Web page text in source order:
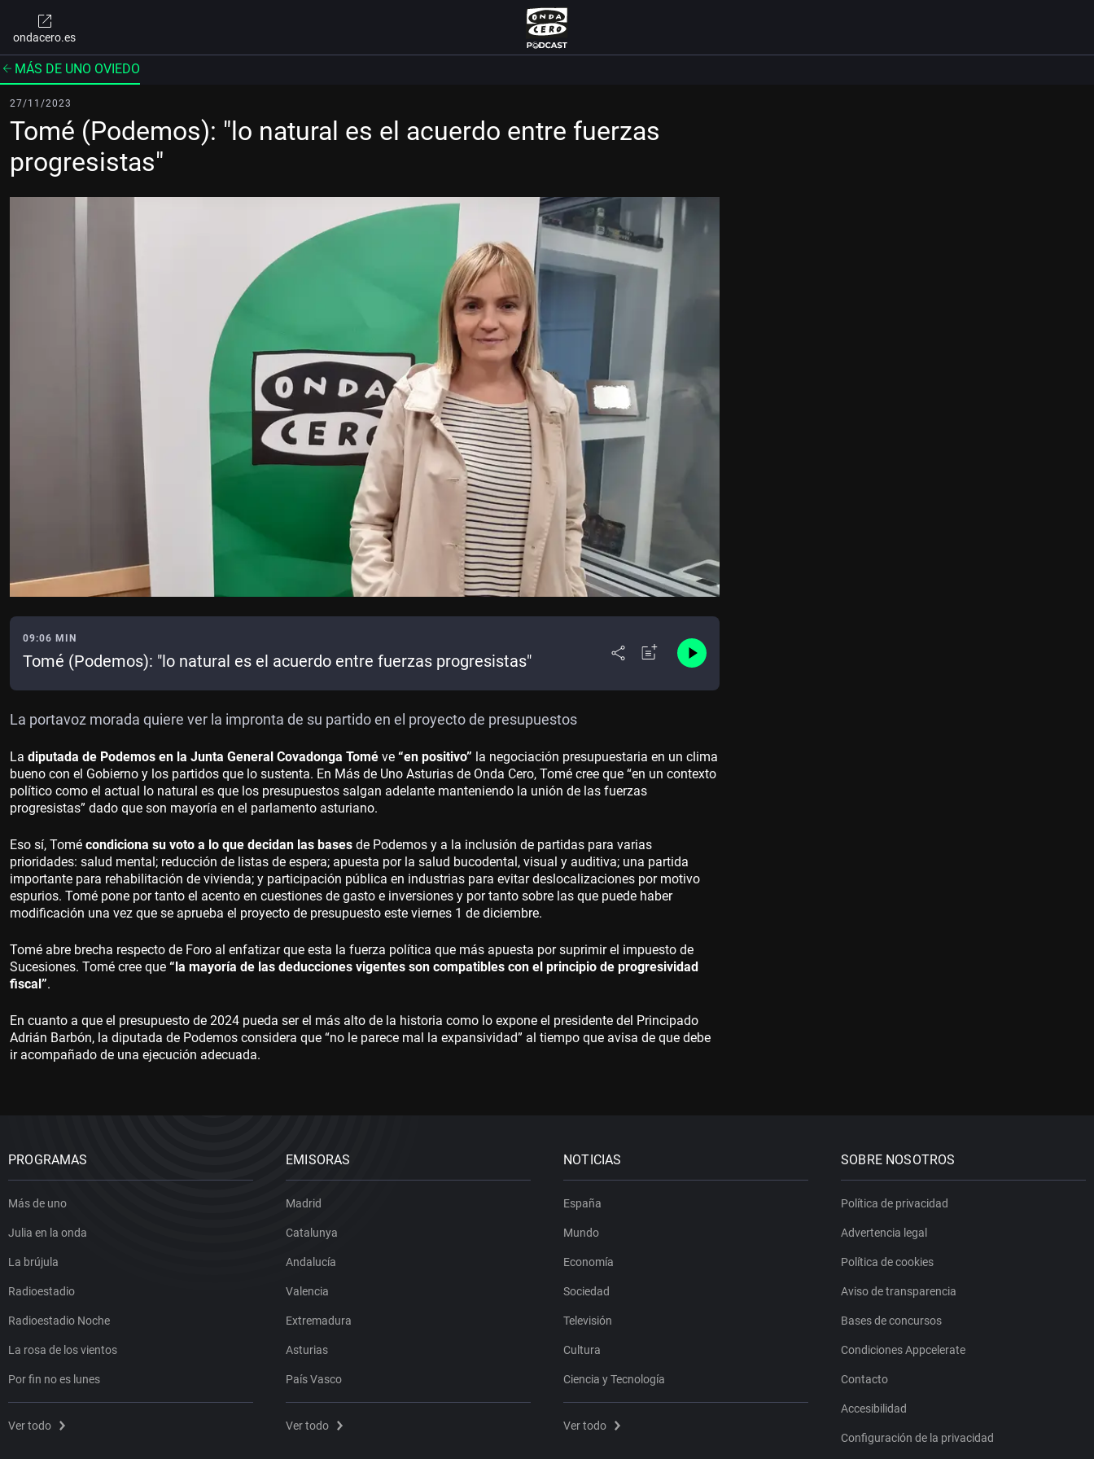
ondacero.es
MÁS DE UNO OVIEDO
27/11/2023
Tomé (Podemos): "lo natural es el acuerdo entre fuerzas
progresistas"
09:06 MIN
Tomé (Podemos): "lo natural es el acuerdo entre fuerzas progresistas"
La portavoz morada quiere ver la impronta de su partido en el proyecto de presupuestos
La diputada de Podemos en la Junta General Covadonga Tomé ve “en positivo” la negociación presupuestaria en un clima
bueno con el Gobierno y los partidos que lo sustenta. En Más de Uno Asturias de Onda Cero, Tomé cree que “en un contexto
político como el actual lo natural es que los presupuestos salgan adelante manteniendo la unión de las fuerzas
progresistas” dado que son mayoría en el parlamento asturiano.
Eso sí, Tomé condiciona su voto a lo que decidan las bases de Podemos y a la inclusión de partidas para varias
prioridades: salud mental; reducción de listas de espera; apuesta por la salud bucodental, visual y auditiva; una partida
importante para rehabilitación de vivienda; y participación pública en industrias para evitar deslocalizaciones por motivo
espurios. Tomé pone por tanto el acento en cuestiones de gasto e inversiones y por tanto sobre las que puede haber
modificación una vez que se aprueba el proyecto de presupuesto este viernes 1 de diciembre.
Tomé abre brecha respecto de Foro al enfatizar que esta la fuerza política que más apuesta por suprimir el impuesto de
Sucesiones. Tomé cree que “la mayoría de las deducciones vigentes son compatibles con el principio de progresividad
fiscal”.
En cuanto a que el presupuesto de 2024 pueda ser el más alto de la historia como lo expone el presidente del Principado
Adrián Barbón, la diputada de Podemos considera que “no le parece mal la expansividad” al tiempo que avisa de que debe
ir acompañado de una ejecución adecuada.
PROGRAMAS
Más de uno
Julia en la onda
La brújula
Radioestadio
Radioestadio Noche
La rosa de los vientos
Por fin no es lunes
Ver todo
EMISORAS
Madrid
Catalunya
Andalucía
Valencia
Extremadura
Asturias
País Vasco
Ver todo
NOTICIAS
España
Mundo
Economía
Sociedad
Televisión
Cultura
Ciencia y Tecnología
Ver todo
SOBRE NOSOTROS
Política de privacidad
Advertencia legal
Política de cookies
Aviso de transparencia
Bases de concursos
Condiciones Appcelerate
Contacto
Accesibilidad
Configuración de la privacidad